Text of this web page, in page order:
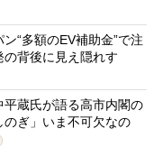
“多額のEV補助金”で注
背後に見え隠れす
平蔵氏が語る高市内閣の
ぎ」いま不可欠なの